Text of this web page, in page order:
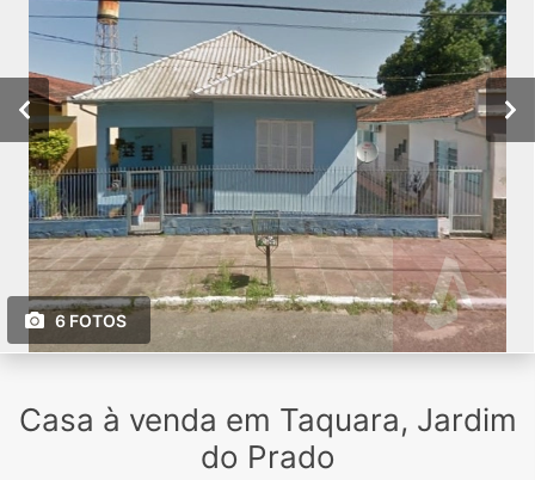
6 FOTOS
Casa à venda em Taquara, Jardim
do Prado